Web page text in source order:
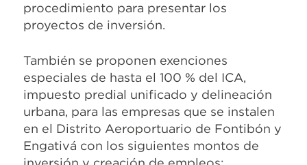
procedimiento para presentar los
proyectos de inversión.
También se proponen exenciones
especiales de hasta el 100 % del ICA,
impuesto predial unificado y delineación
urbana, para las empresas que se instalen
en el Distrito Aeroportuario de Fontibón y
Engativá con los siguientes montos de